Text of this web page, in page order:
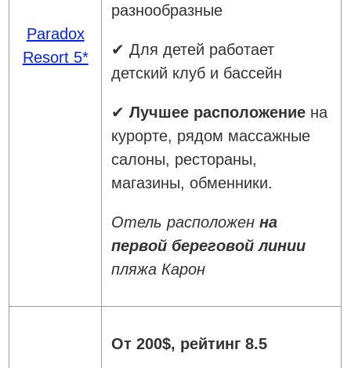
Paradox
Resort 5*
разнообразные
✔ Для детей работает
детский клуб и бассейн
✔Лучшее расположение на
курорте, рядом массажные
салоны, рестораны,
магазины, обменники.
Отель расположенна
первой береговой линии
пляжа Карон
От 200$, рейтинг 8.5